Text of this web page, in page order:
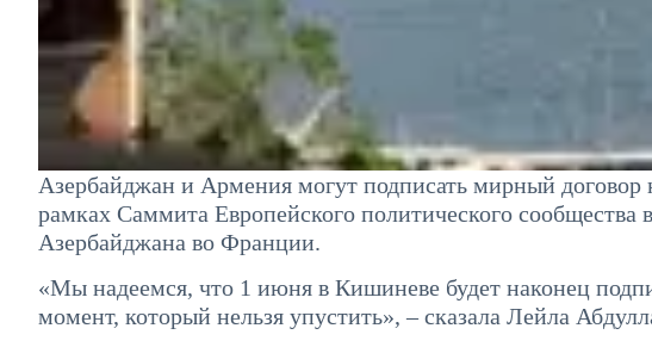
Азербайджан и Армения могут подписать мирный договор
рамках Саммита Европейского политического
Азербайджана во Франции.
«Мы надеемся, что 1 июня в Кишиневе будет наконец
момент, который нельзя упустить», – сказала Лейла